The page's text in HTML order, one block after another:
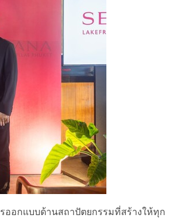
ารออกแบบด้านสถาปัตยกรรมที่สร้างให้ทุก